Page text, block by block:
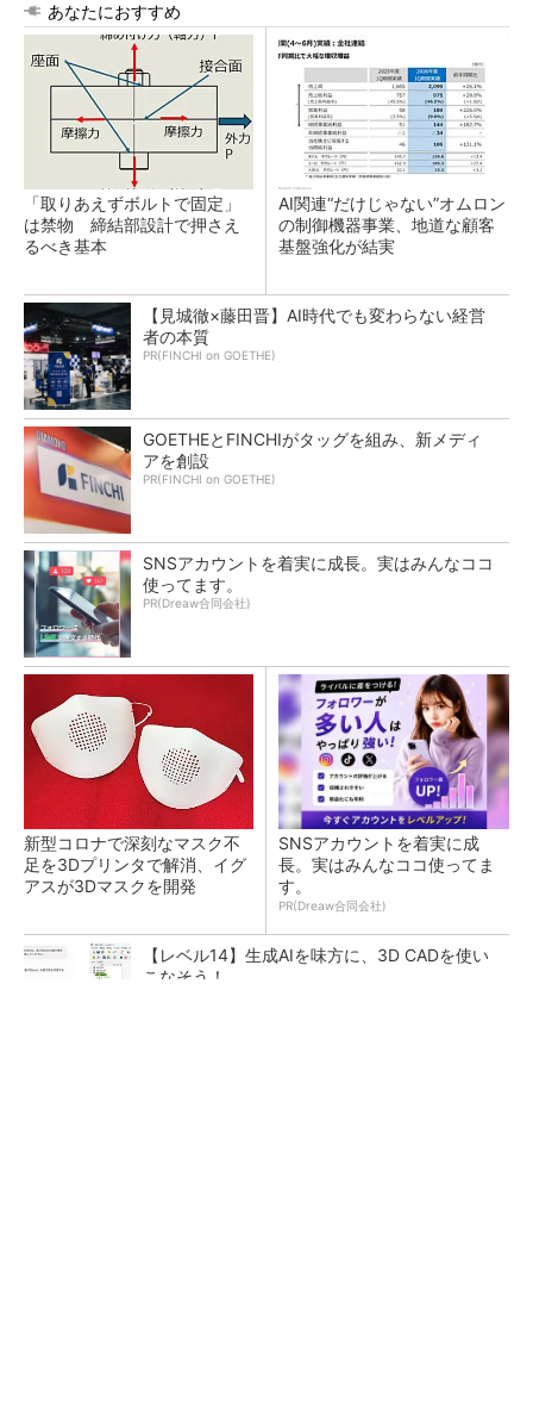
あなたにおすすめ
「取りあえずボルトで固定」
は禁物 締結部設計で押さえ
るべき基本
AI関連“だけじゃない”オムロン
の制御機器事業、地道な顧客
基盤強化が結実
【見城徹×藤田晋】AI時代でも変わらない経営
者の本質
PR(FINCHI on GOETHE)
GOETHEとFINCHIがタッグを組み、新メディ
アを創設
PR(FINCHI on GOETHE)
SNSアカウントを着実に成長。実はみんなココ
使ってます。
PR(Dreaw合同会社)
新型コロナで深刻なマスク不
足を3Dプリンタで解消、イグ
アスが3Dマスクを開発
SNSアカウントを着実に成
長。実はみんなココ使ってま
す。
PR(Dreaw合同会社)
【レベル14】生成AIを味方に、3D CADを使い
こなそう！